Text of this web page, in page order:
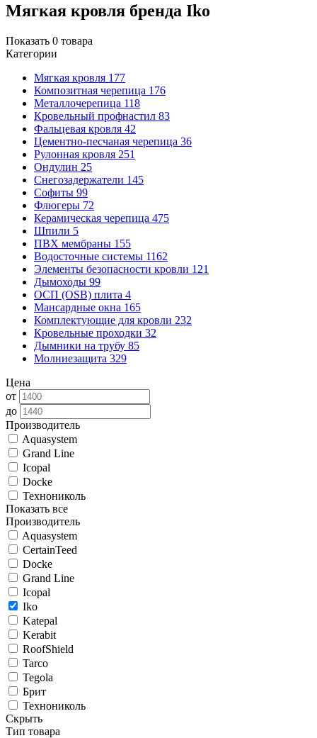
Мягкая кровля бренда Iko
Показать 0 товара
Категории
Мягкая кровля 177
Композитная черепица 176
Металлочерепица 118
Кровельный профнастил 83
Фальцевая кровля 42
Цементно-песчаная черепица 36
Рулонная кровля 251
Ондулин 25
Снегозадержатели 145
Софиты 99
Флюгеры 72
Керамическая черепица 475
Шпили 5
ПВХ мембраны 155
Водосточные системы 1162
Элементы безопасности кровли 121
Дымоходы 99
ОСП (OSB) плита 4
Мансардные окна 165
Комплектующие для кровли 232
Кровельные проходки 32
Дымники на трубу 85
Молниезащита 329
Цена
от
до
Производитель
Aquasystem
Grand Line
Icopal
Docke
Технониколь
Показать все
Производитель
Aquasystem
CertainTeed
Docke
Grand Line
Icopal
Iko
Katepal
Kerabit
RoofShield
Tarco
Tegola
Брит
Технониколь
Скрыть
Тип товара